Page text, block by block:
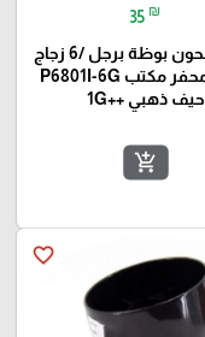
35 ₪
طقم صحون بوظة برجل /6 زجاج
سادة محفر مكتب P6801I-6G
حيف ذهبي ++1G
add_shopping_cart
favorite_border